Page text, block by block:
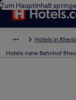
Zum Hauptinhalt
Hotels in
Hotels nahe Bahnhof